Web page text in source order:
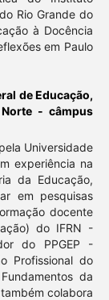
Rio Grande do
à Docência
em Paulo
de Educação,
- câmpus
Universidade
experiência na
da Educação,
em pesquisas
docente
do IFRN -
do PPGEP -
Profissional do
da
colabora